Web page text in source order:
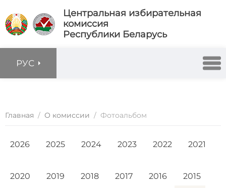
Центральная избирательная
комиссия
Республики Беларусь
РУС
Главная / О комиссии / Фотоальбом
2026 2025 2024 2023 2022 2021
2020 2019 2018 2017 2016
2015